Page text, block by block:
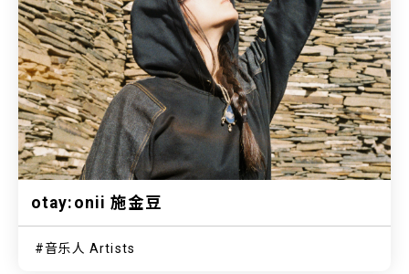
otay:onii 施金豆
音乐人 Artists